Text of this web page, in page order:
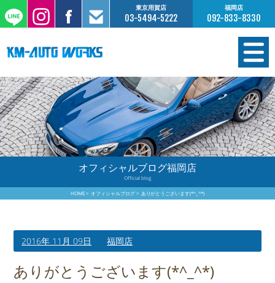
東京用賀店
03-5494-5222
福岡店
092-833-8330
在庫情報
オーダー販売
工場サービス
保証について
買取査定のご案内
店舗案内
オフィシャルブログ福岡店
Official blog
HOME オフィシャルブログ ありがとうございます(*^_^*)
2016年 11月 09日 福岡店
ありがとうございます(*^_^*)